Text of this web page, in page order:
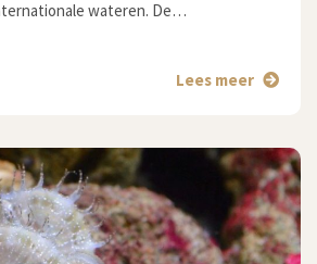
wateren. De…
Lees meer